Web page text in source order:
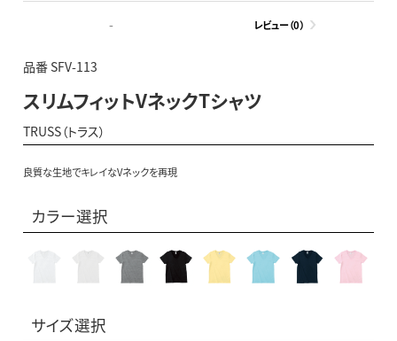
- レビュー（0）
品番 SFV-113
スリムフィットVネックTシャツ
TRUSS（トラス）
良質な生地でキレイなVネックを再現
カラー選択
サイズ選択